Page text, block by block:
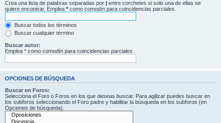
Crea una lista de palabras separadas por | entre corchetes si solo una de ellas se
quiere encontrar. Emplea * como comodín para coincidencias parciales.
Buscar todos los términos
Buscar cualquier término
Buscar autor:
Emplea * como comodín para coincidencias parciales.
OPCIONES DE BÚSQUEDA
Buscar en Foros:
Selecciona el Foro o Foros en los que deseas buscar. Para agilizar puedes buscar en
los subforos seleccionando el Foro padre y habilitar la búsqueda en los subforos (en
Opciones de búsqueda).